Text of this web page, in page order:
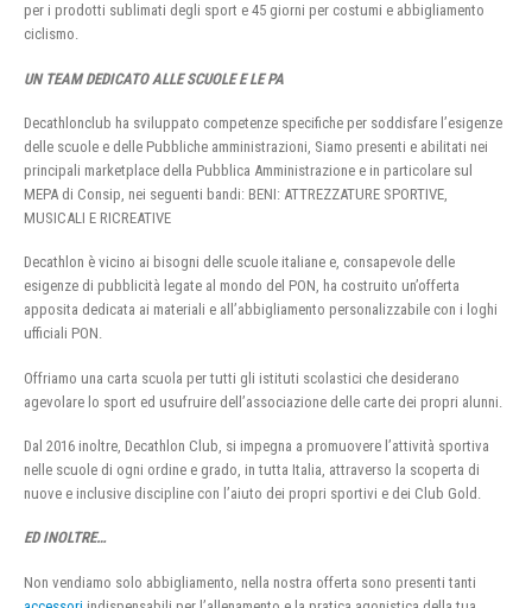
per i prodotti sublimati degli sport e 45 giorni per costumi e abbigliamento
ciclismo.
UN TEAM DEDICATO ALLE SCUOLE E LE PA
Decathlonclub ha sviluppato competenze specifiche per soddisfare l’esigenze
delle scuole e delle Pubbliche amministrazioni, Siamo presenti e abilitati nei
principali marketplace della Pubblica Amministrazione e in particolare sul
MEPA di Consip, nei seguenti bandi: BENI: ATTREZZATURE SPORTIVE,
MUSICALI E RICREATIVE
Decathlon è vicino ai bisogni delle scuole italiane e, consapevole delle
esigenze di pubblicità legate al mondo del PON, ha costruito un’offerta
apposita dedicata ai materiali e all’abbigliamento personalizzabile con i loghi
ufficiali PON.
Offriamo una carta scuola per tutti gli istituti scolastici che desiderano
agevolare lo sport ed usufruire dell’associazione delle carte dei propri alunni.
Dal 2016 inoltre, Decathlon Club, si impegna a promuovere l’attività sportiva
nelle scuole di ogni ordine e grado, in tutta Italia, attraverso la scoperta di
nuove e inclusive discipline con l’aiuto dei propri sportivi e dei Club Gold.
ED INOLTRE…
Non vendiamo solo abbigliamento, nella nostra offerta sono presenti tanti